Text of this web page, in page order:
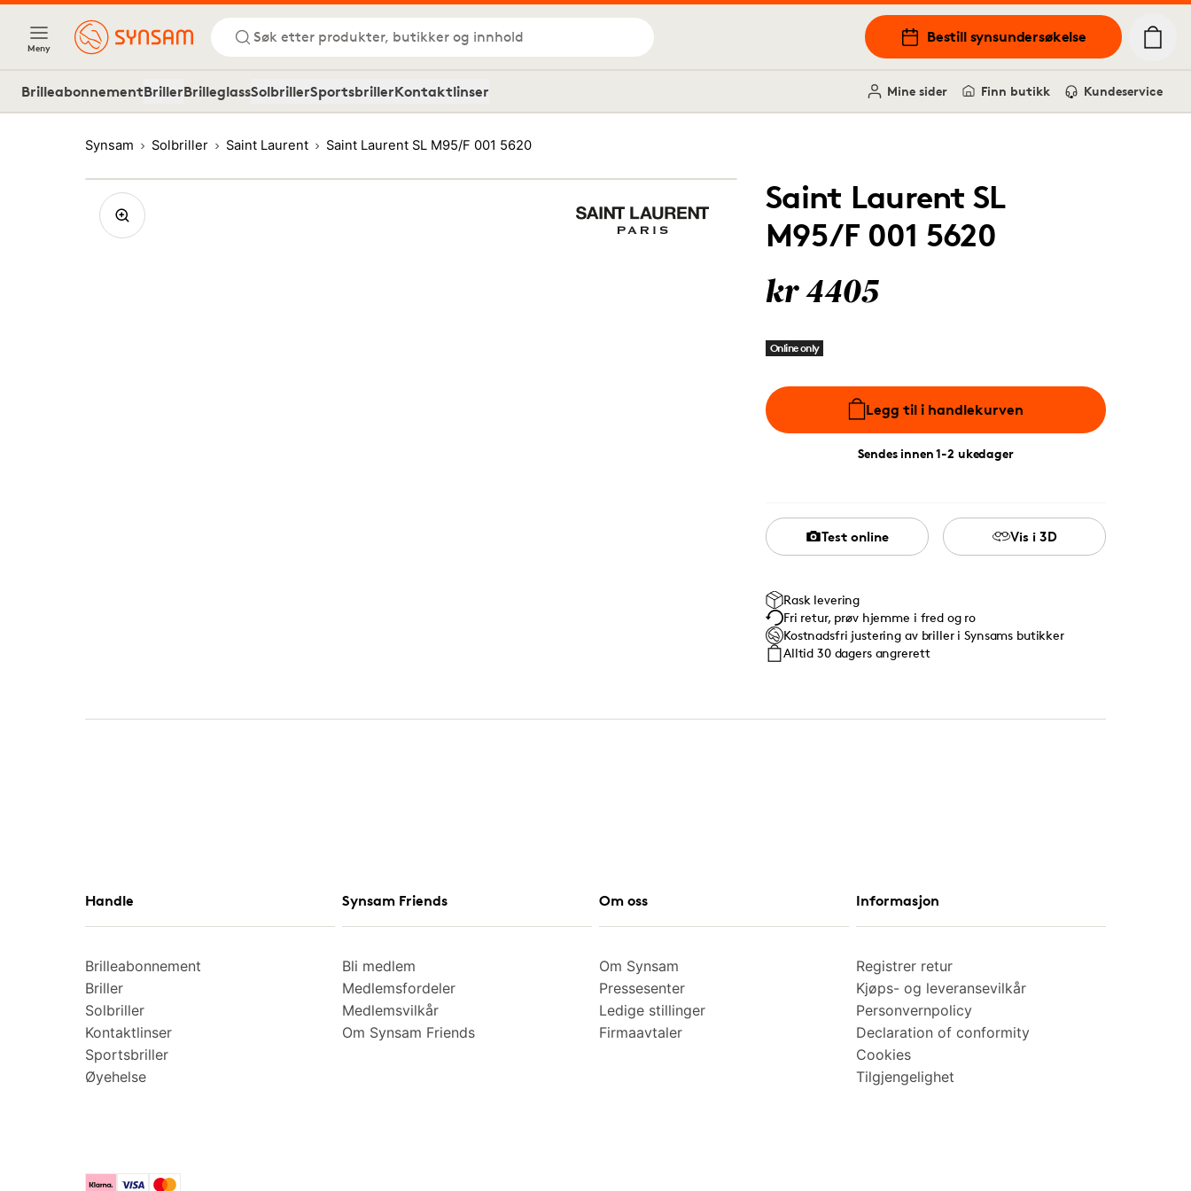
Meny
Søk etter produkter, butikker og innhold Bestill synsundersøkelse
BrilleabonnementBrillerBrilleglassSolbrillerSportsbrillerKontaktlinser Mine sider Finn butikk Kundeservice
Synsam Solbriller Saint Laurent Saint Laurent SL M95/F 001 5620
Saint Laurent SL
M95/F 001 5620
kr 4405
Online only
Legg til i handlekurven
Sendes innen 1-2 ukedager
Test online Vis i 3D
Rask levering
Fri retur, prøv hjemme i fred og ro
Kostnadsfri justering av briller i Synsams butikker
Alltid 30 dagers angrerett
Handle
Brilleabonnement
Briller
Solbriller
Kontaktlinser
Sportsbriller
Øyehelse
Synsam Friends
Bli medlem
Medlemsfordeler
Medlemsvilkår
Om Synsam Friends
Om oss
Om Synsam
Pressesenter
Ledige stillinger
Firmaavtaler
Informasjon
Registrer retur
Kjøps- og leveransevilkår
Personvernpolicy
Declaration of conformity
Cookies
Tilgjengelighet
KlarnaVisa Mastercard